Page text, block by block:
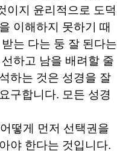
이지 윤리적으로 도덕
이해하지 못하기 때
는 다는 둥 잘 된다는
하고 남을 배려할 줄
하는 것은 성경을 잘
구합니다. 모든 성경
떻게 먼저 선택권을
야 한다는 것입니다.